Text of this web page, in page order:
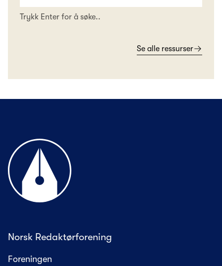
Trykk Enter for å søke..
Se alle ressurser
Til forsiden
Norsk Redaktørforening
Foreningen